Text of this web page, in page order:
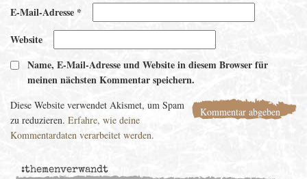
E-Mail-Adresse *
Website
Name, E-Mail-Adresse und Website in diesem Browser für
meinen nächsten Kommentar speichern.
Diese Website verwendet Akismet, um Spam
zu reduzieren. Erfahre, wie deine
Kommentardaten verarbeitet werden.
:themenverwandt